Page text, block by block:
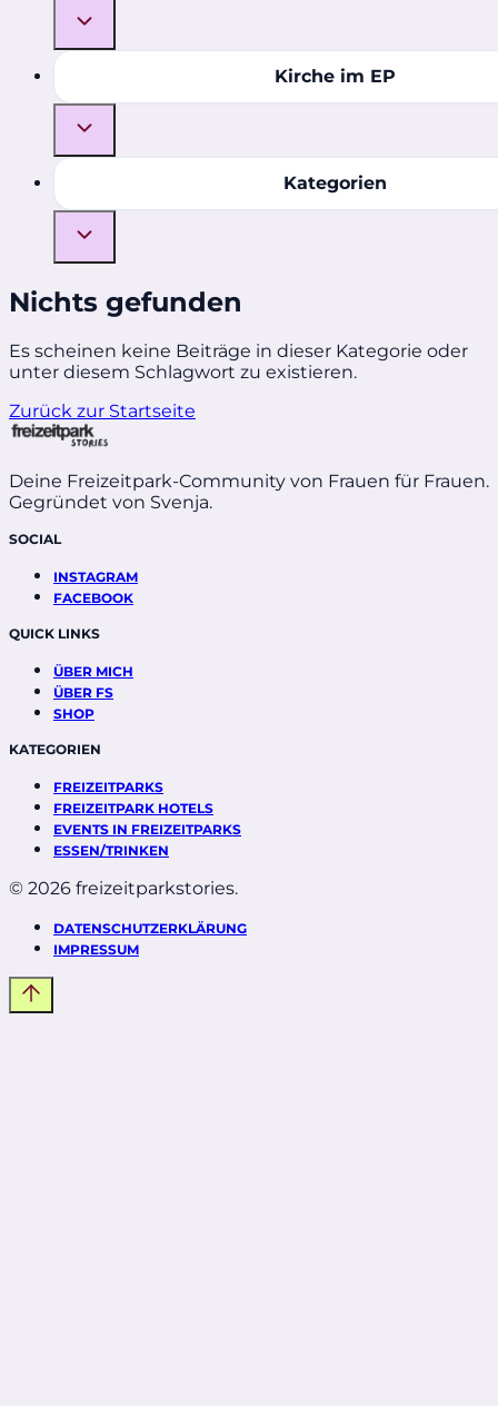
Kirche im EP
Kategorien
Nichts gefunden
Es scheinen keine Beiträge in dieser Kategorie oder
unter diesem Schlagwort zu existieren.
Zurück zur Startseite
Deine Freizeitpark-Community von Frauen für Frauen.
Gegründet von Svenja.
SOCIAL
INSTAGRAM
FACEBOOK
QUICK LINKS
ÜBER MICH
ÜBER FS
SHOP
KATEGORIEN
FREIZEITPARKS
FREIZEITPARK HOTELS
EVENTS IN FREIZEITPARKS
ESSEN/TRINKEN
© 2026 freizeitparkstories.
DATENSCHUTZERKLÄRUNG
IMPRESSUM